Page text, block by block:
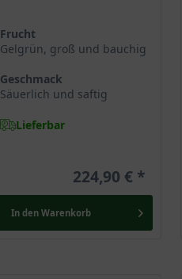
Frucht
Gelgrün, groß und bauchig
Geschmack
Säuerlich und saftig
Lieferbar
224,90 €
In den Warenkorb